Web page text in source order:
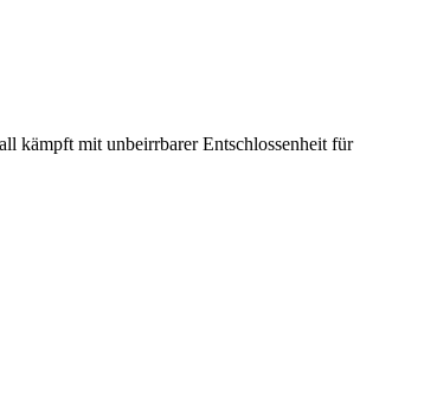
kämpft mit unbeirrbarer Entschlossenheit für